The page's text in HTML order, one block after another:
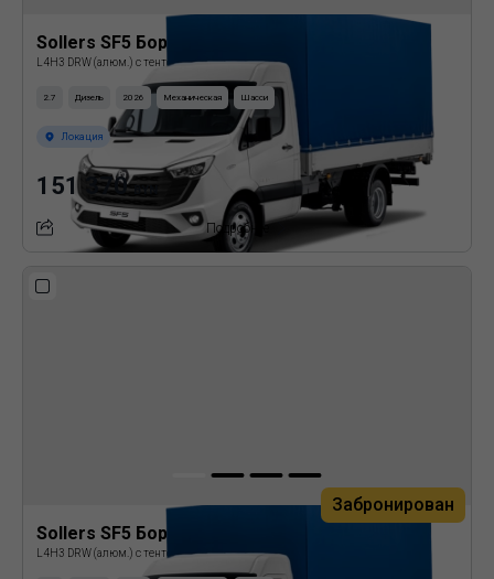
Sollers SF5 Бортовая платформа с тентом
L4H3 DRW (алюм.) с тентом
2.7 Дизель 2026 Механическая Шасси
Локация
151 370 BYN
Подробнее
Забронирован
Sollers SF5 Бортовая платформа с тентом
L4H3 DRW (алюм.) с тентом